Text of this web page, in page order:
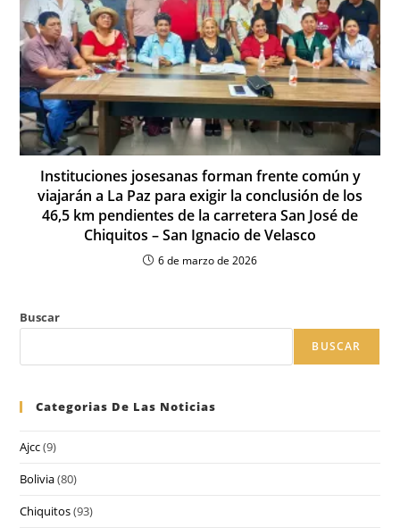
Instituciones josesanas forman frente común y
viajarán a La Paz para exigir la conclusión de los
46,5 km pendientes de la carretera San José de
Chiquitos – San Ignacio de Velasco
6 de marzo de 2026
Buscar
BUSCAR
Categorias De Las Noticias
Ajcc(9)
Bolivia(80)
Chiquitos(93)